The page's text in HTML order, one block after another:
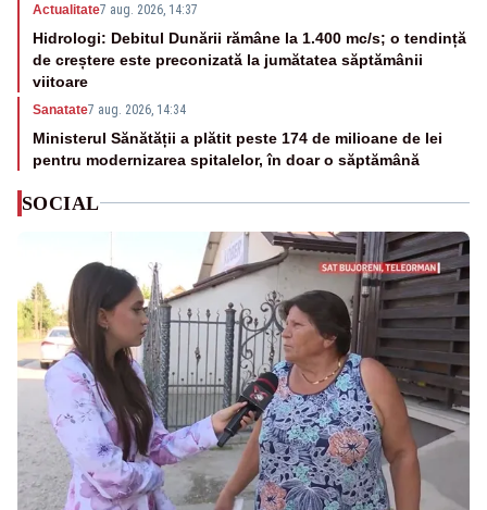
Actualitate7 aug. 2026, 14:37
Hidrologi: Debitul Dunării rămâne la 1.400 mc/s; o tendință
de creștere este preconizată la jumătatea săptămânii
viitoare
Sanatate7 aug. 2026, 14:34
Ministerul Sănătății a plătit peste 174 de milioane de lei
pentru modernizarea spitalelor, în doar o săptămână
SOCIAL